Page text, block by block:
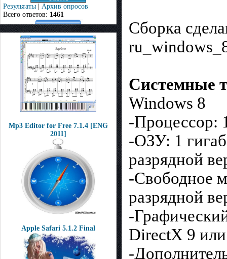
Результаты | Архив опросов
Всего ответов: 1461
Mp3 Editor for Free 7.1.4 [ENG
2011]
Apple Safari 5.1.2 Final
Сборка
Системные
Windows 8
-Процессор:
-ОЗУ: 1
разрядной
-Свободное
разрядной
-
DirectX 9
-